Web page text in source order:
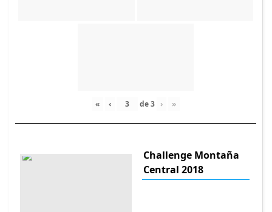
« ‹ de3 › »
Challenge Montaña
Central 2018